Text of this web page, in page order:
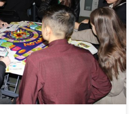
второй раз состоялся региональный
семьи». Напомним, что это уникальное
всех